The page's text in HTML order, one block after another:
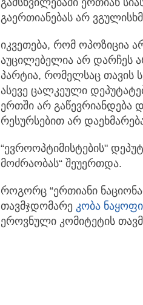
გაერთიანებას არ
იკვეთება, რომ ოპოზიცია
აუცილებელია არ დარჩეს
პარტია, რომელსაც თავის
ასევე ცალკეული
ერთში არ გაწევრიანდება
რესურსებით არ
“ევროოპტიმისტების"
მოძრაობას“ შეუერთდა.
როგორც “ერთიანი
თავმჯდომარე კობა
ეროვნული კომიტეტის